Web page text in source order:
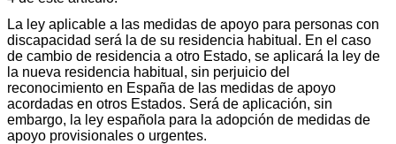
La ley aplicable a las medidas de apoyo para personas con
discapacidad será la de su residencia habitual. En el caso
de cambio de residencia a otro Estado, se aplicará la ley de
la nueva residencia habitual, sin perjuicio del
reconocimiento en España de las medidas de apoyo
acordadas en otros Estados. Será de aplicación, sin
embargo, la ley española para la adopción de medidas de
apoyo provisionales o urgentes.